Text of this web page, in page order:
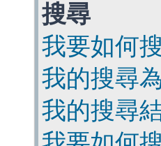
搜尋
我要如何
我的搜尋
我的搜尋